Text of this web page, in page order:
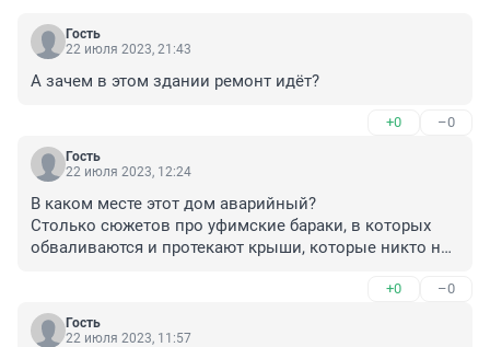
Гость
22 июля 2023, 21:43
А зачем в этом здании ремонт идёт?
+0 –0
Гость
22 июля 2023, 12:24
В каком месте этот дом аварийный?
Столько сюжетов про уфимские бараки, в которых
обваливаются и протекают крыши, которые никто не
стал аварийным. В Санкт-Петербурге домам по 300
лет и ничего, их сохраняют и реставрируют. А в Уфе
всё решают застройщики, весь центр уде
+0 –0
Гость
22 июля 2023, 11:57